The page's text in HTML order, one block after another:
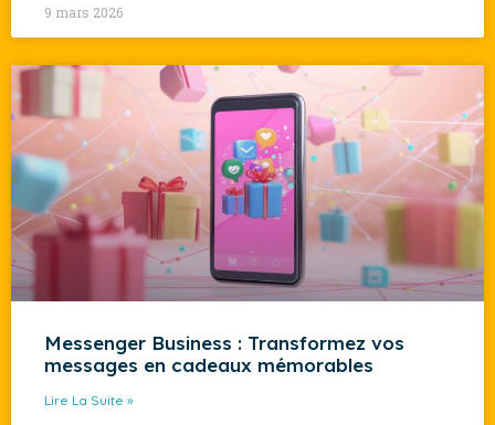
9 mars 2026
Messenger Business : Transformez vos
messages en cadeaux mémorables
Lire La Suite »